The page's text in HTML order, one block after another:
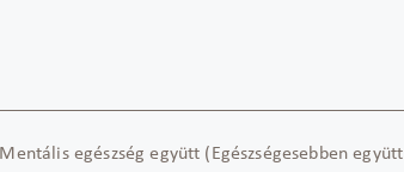
Mentális egészség együtt (Egészségesebben együtt